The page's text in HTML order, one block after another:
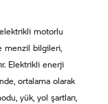
motorlu
menzil bilgileri,
Elektrikli enerji
ortalama olarak
yük, yol şartları,